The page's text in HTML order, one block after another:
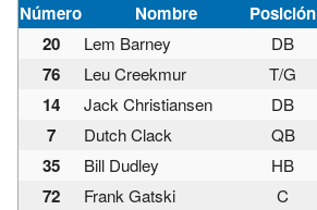
Número Nombre Posición
20
Lem Barney DB
76 Leu Creekmur T/G
14 Jack Christiansen DB
7 Dutch Clack QB
35 Bill Dudley HB
72 Frank Gatski C